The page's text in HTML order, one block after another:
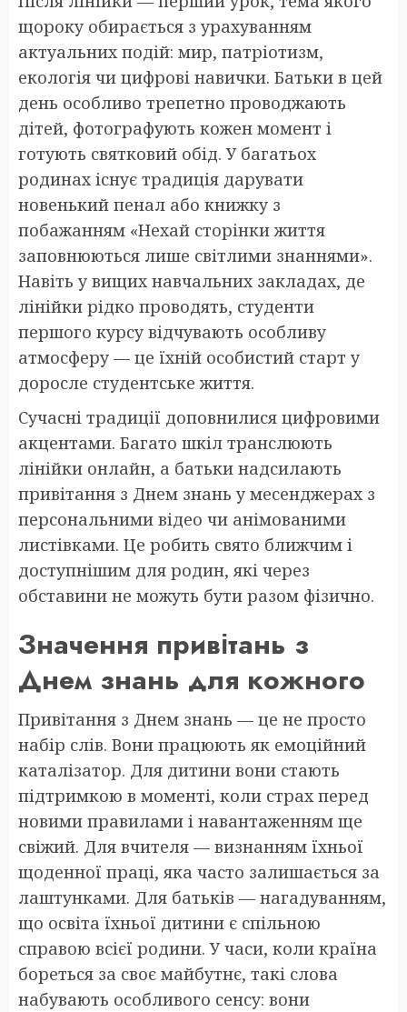
щороку обирається з урахуванням
актуальних подій: мир, патріотизм,
екологія чи цифрові навички. Батьки в цей
день особливо трепетно проводжають
дітей, фотографують кожен момент і
готують святковий обід. У багатьох
родинах існує традиція дарувати
новенький пенал або книжку з
побажанням «Нехай сторінки життя
заповнюються лише світлими знаннями».
Навіть у вищих навчальних закладах, де
лінійки рідко проводять, студенти
першого курсу відчувають особливу
атмосферу — це їхній особистий старт у
доросле студентське життя.
Сучасні традиції доповнилися цифровими
акцентами. Багато шкіл транслюють
лінійки онлайн, а батьки надсилають
привітання з Днем знань у месенджерах з
персональними відео чи анімованими
листівками. Це робить свято ближчим і
доступнішим для родин, які через
обставини не можуть бути разом фізично.
Значення привітань з
Днем знань для кожного
Привітання з Днем знань — це не просто
набір слів. Вони працюють як емоційний
каталізатор. Для дитини вони стають
підтримкою в моменті, коли страх перед
новими правилами і навантаженням ще
свіжий. Для вчителя — визнанням їхньої
щоденної праці, яка часто залишається за
лаштунками. Для батьків — нагадуванням,
що освіта їхньої дитини є спільною
справою всієї родини. У часи, коли країна
бореться за своє майбутнє, такі слова
набувають особливого сенсу: вони